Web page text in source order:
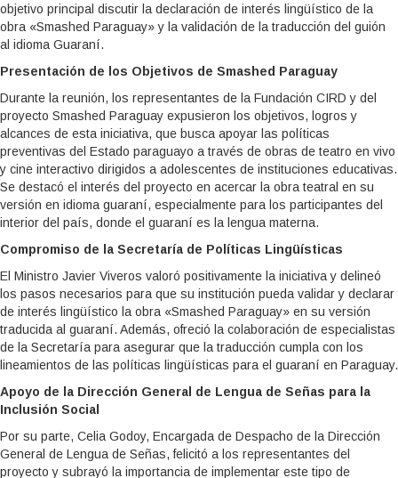
objetivo principal discutir la declaración de interés lingüístico de la
obra «Smashed Paraguay» y la validación de la traducción del guión
al idioma Guaraní.
Presentación de los Objetivos de Smashed Paraguay
Durante la reunión, los representantes de la Fundación CIRD y del
proyecto Smashed Paraguay expusieron los objetivos, logros y
alcances de esta iniciativa, que busca apoyar las políticas
preventivas del Estado paraguayo a través de obras de teatro en vivo
y cine interactivo dirigidos a adolescentes de instituciones educativas.
Se destacó el interés del proyecto en acercar la obra teatral en su
versión en idioma guaraní, especialmente para los participantes del
interior del país, donde el guaraní es la lengua materna.
Compromiso de la Secretaría de Políticas Lingüísticas
El Ministro Javier Viveros valoró positivamente la iniciativa y delineó
los pasos necesarios para que su institución pueda validar y declarar
de interés lingüístico la obra «Smashed Paraguay» en su versión
traducida al guaraní. Además, ofreció la colaboración de especialistas
de la Secretaría para asegurar que la traducción cumpla con los
lineamientos de las políticas lingüísticas para el guaraní en Paraguay.
Apoyo de la Dirección General de Lengua de Señas para la
Inclusión Social
Por su parte, Celia Godoy, Encargada de Despacho de la Dirección
General de Lengua de Señas, felicitó a los representantes del
proyecto y subrayó la importancia de implementar este tipo de